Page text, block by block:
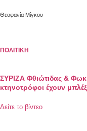
Θεοφανία Μίγκου
ΠΟΛΙΤΙΚΗ
ΣΥΡΙΖΑ Φθιώτιδας &
κτηνοτρόφοι έχουν
Δείτε το βίντεο